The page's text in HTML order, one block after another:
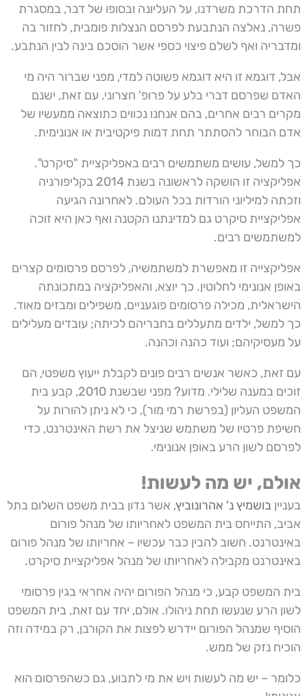
תחת הדרכת משרדנו, על העליונה ובסופו של דבר, במסגרת
פשרה, נאלצה הנתבעת לפרסם הנצלות פומבית, לחזור בה
ומדבריה ואף לשלם פיצוי כספי אשר הוסכם בינה לבין הנתבע.
אבל, דוגמא זו היא דוגמא פשוטה למדי, מפני שברור היה מי
האדם שפרסם דברי בלע על פרופ' חצרוני. עם זאת, ישנם
מקרים רבים אחרים, בהם אנחנו נכווים כתוצאה ממעשיו של
אדם הבוחר להסתתר תחת דמות פיקטיבית או אנונימית.
כך למשל, עושים משתמשים רבים באפליקציית "סיקרט".
אפליקציה זו הושקה לראשונה בשנת 2014 בקליפורניה
וזכתה למיליוני הורדות בכל העולם. לאחרונה הגיעה
אפליקציית סיקרט גם למדינתנו הקטנה ואף כאן היא זוכה
למשתמשים רבים.
אפליקצייה זו מאפשרת למשתמשיה, לפרסם פרסומים קצרים
באופן אנונימי לחלוטין. כך יוצא, והאפליקציה במתכונתה
הישראלית, מכילה פרסומים פוגעניים, משפילים ומבזים מאוד.
כך למשל, ילדים מתעללים בחבריהם לכיתה; עובדים מעלילים
על מעסיקיהם; ועוד כהנה וכהנה.
עם זאת, כאשר אנשים רבים פונים לקבלת ייעוץ משפטי, הם
זוכים במענה שלילי. מדוע? מפני שבשנת 2010, קבע בית
המשפט העליון (בפרשת רמי מור), כי לא ניתן להורות על
חשיפת פרטיו של משתמש שניצל את רשת האינטרנט, כדי
לפרסם לשון הרע באופן אנונימי.
אולם, יש מה לעשות!
בעניין בושמיץ נ' אהרונוביץ, אשר נדון בבית משפט השלום בתל
אביב, התייחס בית המשפט לאחריותו של מנהל פורום
באינטרנט. חשוב להבין כבר עכשיו – אחריותו של מנהל פורום
באינטרנט מקבילה לאחריותו של מנהל אפליקציית סיקרט.
בית המשפט קבע, כי מנהל הפורום יהיה אחראי בגין פרסומי
לשון הרע שנעשו תחת ניהולו. אולם, יחד עם זאת, בית המשפט
הוסיף שמנהל הפורום יידרש לפצות את הקורבן, רק במידה וזה
הוכיח נזק של ממש.
כלומר – יש מה לעשות ויש את מי לתבוע, גם כשהפרסום הוא